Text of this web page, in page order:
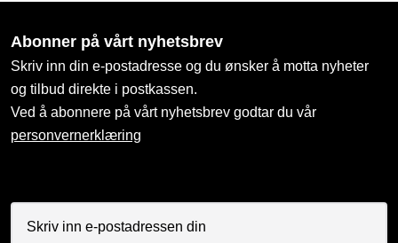
Abonner på vårt nyhetsbrev
Skriv inn din e-postadresse og du ønsker å motta nyheter
og tilbud direkte i postkassen.
Ved å abonnere på vårt nyhetsbrev godtar du vår
personvernerklæring